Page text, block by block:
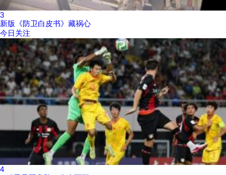
3
新版《防卫白皮书》藏祸心
今日关注
4